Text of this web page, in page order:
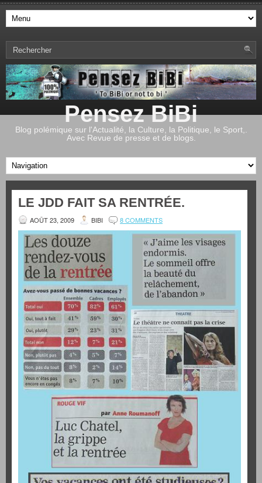
Pensez BiBi
Blog polémique sur l'Actualité, la Culture, la Politique, le Sport,.
Avec Revue de presse et de blogs.
LE JDD FAIT SA RENTRÉE.
AOÛT 23, 2009 BIBI 8 COMMENTS